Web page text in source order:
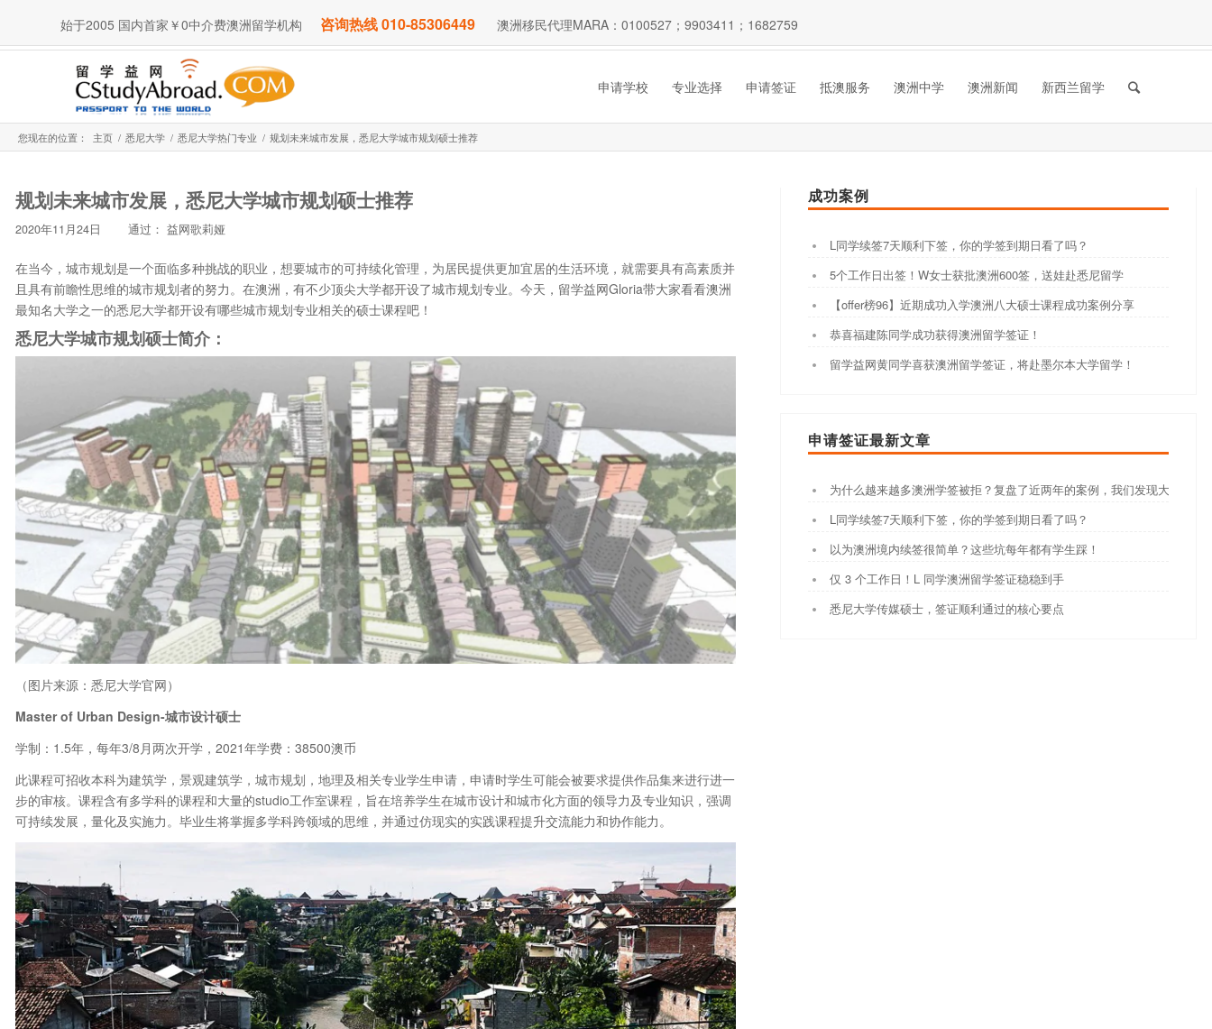
始于2005 国内首家￥0中介费澳洲留学机构 咨询热线 010-85306449 澳洲移民代理MARA：0100527；9903411；1682759
申请学校 专业选择 申请签证 抵澳服务 澳洲中学 澳洲新闻 新西兰留学
您现在的位置： 主页 / 悉尼大学 / 悉尼大学热门专业 / 规划未来城市发展，悉尼大学城市规划硕士推荐
规划未来城市发展，悉尼大学城市规划硕士推荐
2020年11月24日 通过： 益网歌莉娅
在当今，城市规划是一个面临多种挑战的职业，想要城市的可持续化管理，为居民提供更加宜居的生活环境，就需要具有高素质并
且具有前瞻性思维的城市规划者的努力。在澳洲，有不少顶尖大学都开设了城市规划专业。今天，留学益网Gloria带大家看看澳洲
最知名大学之一的悉尼大学都开设有哪些城市规划专业相关的硕士课程吧！
悉尼大学城市规划硕士简介：
（图片来源：悉尼大学官网）
Master of Urban Design-城市设计硕士
学制：1.5年，每年3/8月两次开学，2021年学费：38500澳币
此课程可招收本科为建筑学，景观建筑学，城市规划，地理及相关专业学生申请，申请时学生可能会被要求提供作品集来进行进一
步的审核。课程含有多学科的课程和大量的studio工作室课程，旨在培养学生在城市设计和城市化方面的领导力及专业知识，强调
可持续发展，量化及实施力。毕业生将掌握多学科跨领域的思维，并通过仿现实的实践课程提升交流能力和协作能力。
成功案例
L同学续签7天顺利下签，你的学签到期日看了吗？
5个工作日出签！W女士获批澳洲600签，送娃赴悉尼留学
【offer榜96】近期成功入学澳洲八大硕士课程成功案例分享
恭喜福建陈同学成功获得澳洲留学签证！
留学益网黄同学喜获澳洲留学签证，将赴墨尔本大学留学！
申请签证最新文章
为什么越来越多澳洲学签被拒？复盘了近两年的案例，我们发现大家都踩
L同学续签7天顺利下签，你的学签到期日看了吗？
以为澳洲境内续签很简单？这些坑每年都有学生踩！
仅 3 个工作日！L 同学澳洲留学签证稳稳到手
悉尼大学传媒硕士，签证顺利通过的核心要点